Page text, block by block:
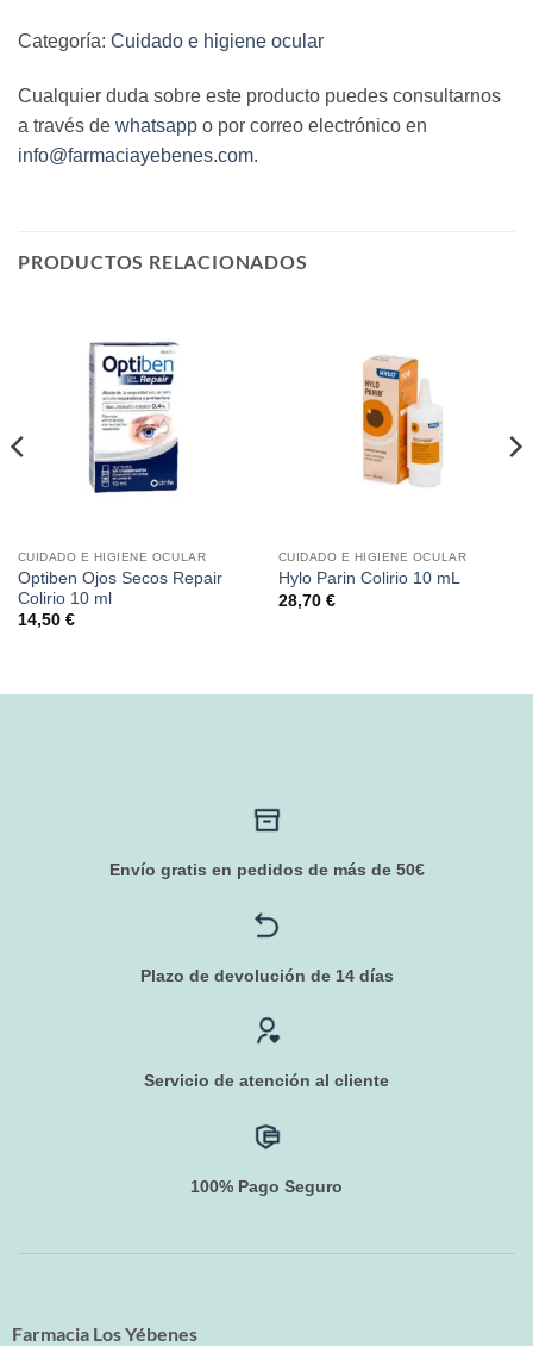
Categoría: Cuidado e higiene ocular
Cualquier duda sobre este producto puedes consultarnos
a través de whatsapp o por correo electrónico en
info@farmaciayebenes.com.
PRODUCTOS RELACIONADOS
CUIDADO E HIGIENE OCULAR
Optiben Ojos Secos Repair
Colirio 10 ml
14,50 €
CUIDADO E HIGIENE OCULAR
Hylo Parin Colirio 10 mL
28,70 €
Envío gratis en pedidos de más de 50€
Plazo de devolución de 14 días
Servicio de atención al cliente
100% Pago Seguro
Farmacia Los Yébenes